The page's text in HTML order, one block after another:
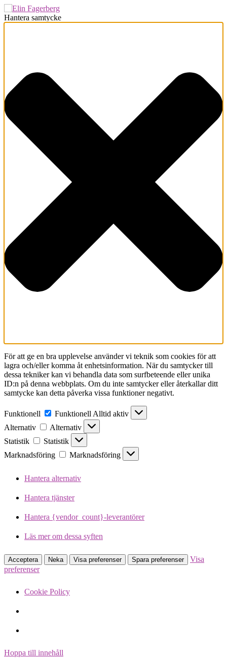
Hantera samtycke
För att ge en bra upplevelse använder vi teknik som cookies för att
lagra och/eller komma åt enhetsinformation. När du samtycker till
dessa tekniker kan vi behandla data som surfbeteende eller unika
ID:n på denna webbplats. Om du inte samtycker eller återkallar ditt
samtycke kan detta påverka vissa funktioner negativt.
Funktionell Funktionell Alltid aktiv
Alternativ
Alternativ
Statistik
Statistik
Marknadsföring
Marknadsföring
Hantera alternativ
Hantera tjänster
Hantera {vendor_count}-leverantörer
Läs mer om dessa syften
Acceptera Neka Visa preferenser Spara preferenser
Visa
preferenser
Cookie Policy
Hoppa till innehåll